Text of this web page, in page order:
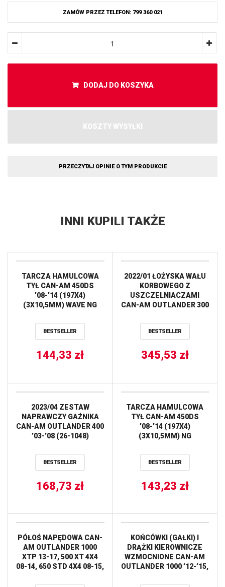
ZAMÓW PRZEZ TELEFON: 799 360 021
DODAJ DO KOSZYKA
KOSZTY WYSYŁKI
PRZECZYTAJ OPINIE O TYM PRODUKCIE
INNI KUPILI TAKŻE
TARCZA HAMULCOWA
TYŁ CAN-AM 450DS
’08-’14 (197X4)
(3X10,5MM) WAVE NG
BESTSELLER
144,33 zł
2022/01 ŁOŻYSKA WAŁU
KORBOWEGO Z
USZCZELNIACZAMI
CAN-AM OUTLANDER 300
OUTLANDER/MAX 400
’04-’15 HOT RODS
BESTSELLER
345,53 zł
2023/04 ZESTAW
NAPRAWCZY GAŹNIKA
CAN-AM OUTLANDER 400
’03-’08 (26-1048)
BESTSELLER
168,73 zł
TARCZA HAMULCOWA
TYŁ CAN-AM 450DS
’08-’14 (197X4)
(3X10,5MM) NG
BESTSELLER
143,23 zł
PÓŁOŚ NAPĘDOWA CAN-
AM OUTLANDER 1000
XTP 13-17, 500 XT 4X4
08-14, 650 STD 4X4 08-15,
KOŃCÓWKI (GAŁKI) I
DRĄŻKI KIEROWNICZE
WZMOCNIONE CAN-AM
OUTLANDER 1000 ’12-’15,